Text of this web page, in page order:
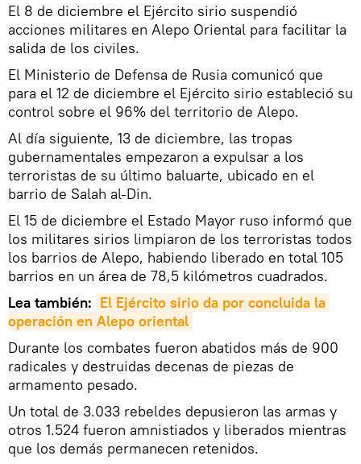
El 8 de diciembre el Ejército sirio suspendió
acciones militares en Alepo Oriental para facilitar la
salida de los civiles.
El Ministerio de Defensa de Rusia comunicó que
para el 12 de diciembre el Ejército sirio estableció su
control sobre el 96% del territorio de Alepo.
Al día siguiente, 13 de diciembre, las tropas
gubernamentales empezaron a expulsar a los
terroristas de su último baluarte, ubicado en el
barrio de Salah al-Din.
El 15 de diciembre el Estado Mayor ruso informó que
los militares sirios limpiaron de los terroristas todos
los barrios de Alepo, habiendo liberado en total 105
barrios en un área de 78,5 kilómetros cuadrados.
Lea también: El Ejército sirio da por concluida la
operación en Alepo oriental
Durante los combates fueron abatidos más de 900
radicales y destruidas decenas de piezas de
armamento pesado.
Un total de 3.033 rebeldes depusieron las armas y
otros 1.524 fueron amnistiados y liberados mientras
que los demás permanecen retenidos.